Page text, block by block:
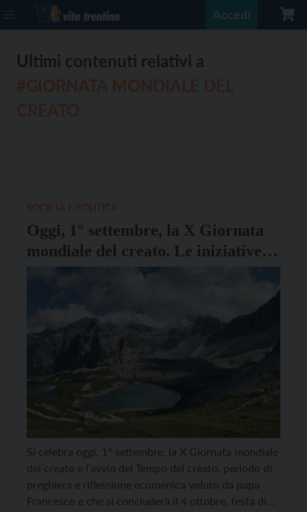
Accedi
Ultimi contenuti relativi a
Oggi, 1° settembre, la X Giornata
mondiale del creato. Le iniziative in
Diocesi
Si celebra oggi, 1° settembre, la X Giornata mondiale
del creato e l’avvio del Tempo del creato, periodo di
preghiera e riflessione ecumenica voluto da papa
Francesco e che si concluderà il 4 ottobre, festa di